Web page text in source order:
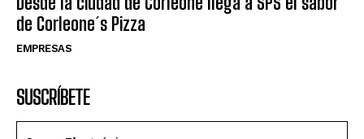
de Corleone´s Pizza
EMPRESAS
SUSCRÍBETE